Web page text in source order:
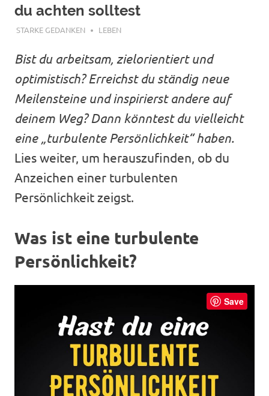
du achten solltest
FEBRUAR 12, 2023
STARKE GEDANKEN LEBEN
Bist du arbeitsam, zielorientiert und
optimistisch? Erreichst du ständig neue
Meilensteine und inspirierst andere auf
deinem Weg? Dann könntest du vielleicht
eine „turbulente Persönlichkeit“ haben.
Lies weiter, um herauszufinden, ob du
Anzeichen einer turbulenten
Persönlichkeit zeigst.
Was ist eine turbulente
Persönlichkeit?
Save